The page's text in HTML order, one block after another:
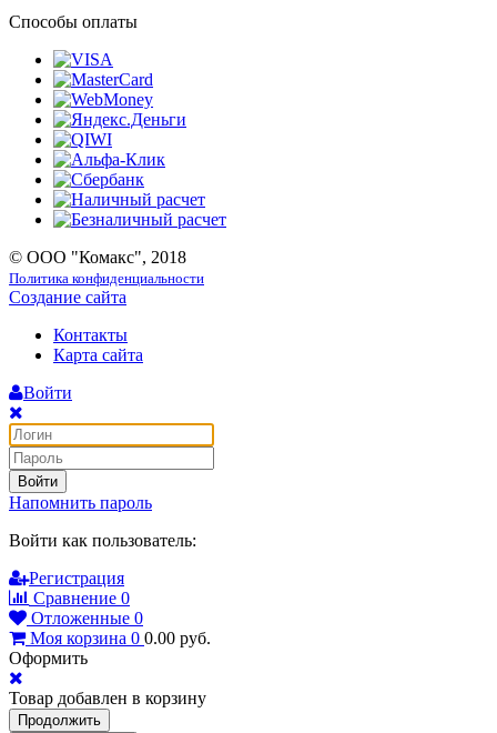
Способы оплаты
© ООО "Комакс", 2018
Политика конфиденциальности
Создание сайта
Контакты
Карта сайта
Войти
Войти
Напомнить пароль
Войти как пользователь:
Регистрация
Сравнение 0
Отложенные 0
Моя корзина 0 0.00 руб.
Оформить
Товар добавлен в корзину
Продолжить